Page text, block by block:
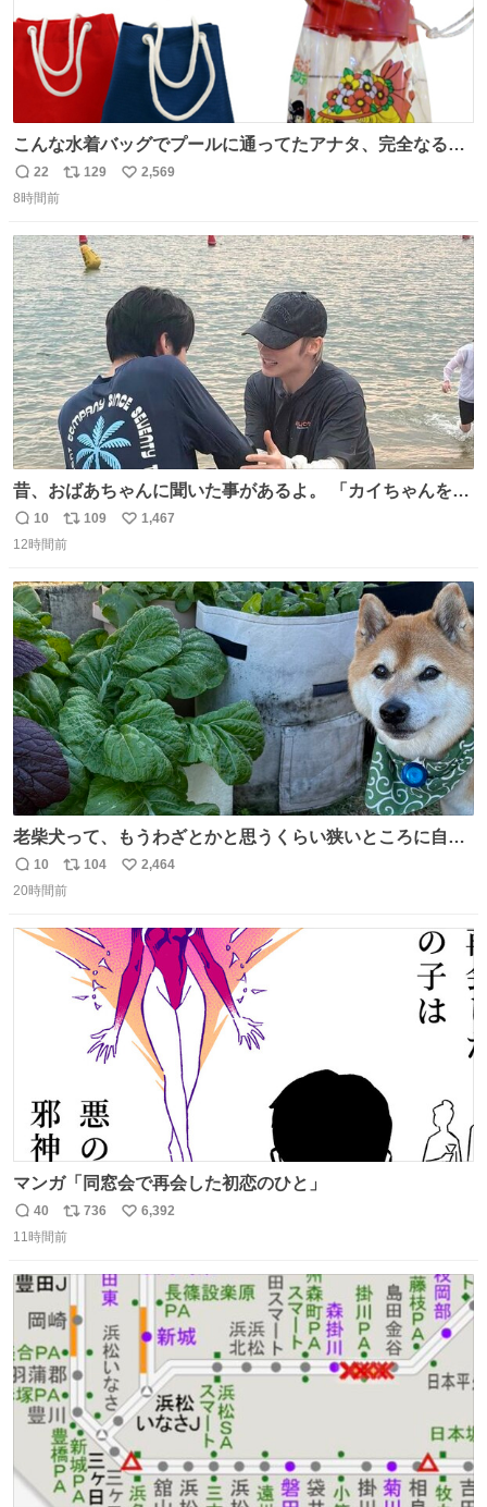
こんな水着バッグでプールに通ってたアナタ、完全なる同
世代（笑） #70年代 #80年代 #昭和レトロ
返
信
22
リ
ト
数
129
い
数
2,569
8時間前
昔、おばあちゃんに聞いた事があるよ。 「カイちゃんをい
じめると、アイツが海から上がって来るぞ。」って。
返
信
10
リ
ポ
ト
数
109
い
数
1,467
12時間前
老柴犬って、もうわざとかと思うくらい狭いところに自ら
はまりにいくじゃないですか？ 今朝ガーデニングしてる飼
い主の間にはまってきて、最高に可愛かった♥️
返
信
10
リ
ポ
ト
数
104
い
数
2,464
20時間前
マンガ「同窓会で再会した初恋のひと」
返
信
40
リ
ポ
ト
数
736
い
6,392
11時間前